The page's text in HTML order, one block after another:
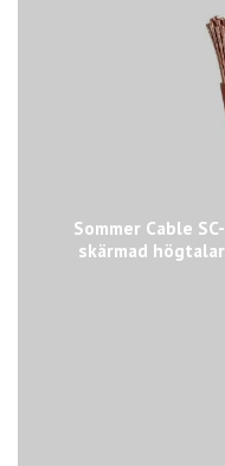
Sommer Cable
skärmad